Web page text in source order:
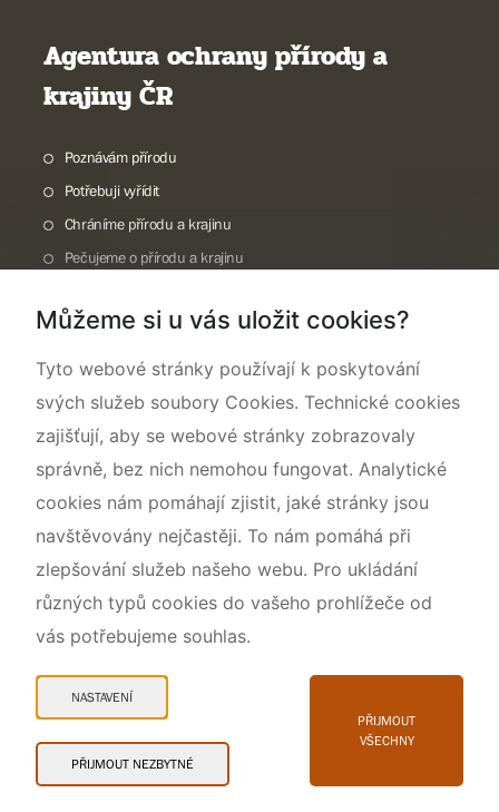
Agentura ochrany přírody a
krajiny ČR
Poznávám přírodu
Potřebuji vyřídit
Chráníme přírodu a krajinu
Pečujeme o přírodu a krajinu
O nás
Snadné čtení
© 2026 AOPK ČR
Můžeme si u vás uložit cookies?
Tyto webové stránky používají k poskytování
svých služeb soubory Cookies. Technické cookies
zajišťují, aby se webové stránky zobrazovaly
správně, bez nich nemohou fungovat. Analytické
cookies nám pomáhají zjistit, jaké stránky jsou
navštěvovány nejčastěji. To nám pomáhá při
zlepšování služeb našeho webu. Pro ukládání
různých typů cookies do vašeho prohlížeče od
vás potřebujeme souhlas.
NASTAVENÍ
PŘIJMOUT NEZBYTNÉ
PŘIJMOUT
VŠECHNY